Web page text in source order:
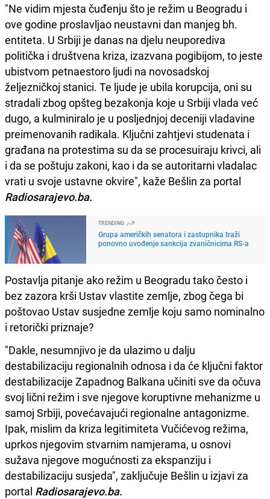
"Ne vidim mjesta čuđenju što je režim u Beogradu i
ove godine proslavljao neustavni dan manjeg bh.
entiteta. U Srbiji je danas na djelu neuporediva
politička i društvena kriza, izazvana pogibijom, to jeste
ubistvom petnaestoro ljudi na novosadskoj
željezničkoj stanici. Te ljude je ubila korupcija, oni su
stradali zbog opšteg bezakonja koje u Srbiji vlada već
dugo, a kulminiralo je u posljednjoj deceniji vladavine
preimenovanih radikala. Ključni zahtjevi studenata i
građana na protestima su da se procesuiraju krivci, ali
i da se poštuju zakoni, kao i da se autoritarni vladalac
vrati u svoje ustavne okvire", kaže Bešlin za portal
Radiosarajevo.ba.
TRENDING
Grupa američkih senatora i zastupnika traži
ponovno uvođenje sankcija zvaničnicima RS-a
Postavlja pitanje ako režim u Beogradu tako često i
bez zazora krši Ustav vlastite zemlje, zbog čega bi
poštovao Ustav susjedne zemlje koju samo nominalno
i retorički priznaje?
"Dakle, nesumnjivo je da ulazimo u dalju
destabilizaciju regionalnih odnosa i da će ključni faktor
destabilizacije Zapadnog Balkana učiniti sve da očuva
svoj lični režim i sve njegove koruptivne mehanizme u
samoj Srbiji, povećavajući regionalne antagonizme.
Ipak, mislim da kriza legitimiteta Vučićevog režima,
uprkos njegovim stvarnim namjerama, u osnovi
sužava njegove mogućnosti za ekspanziju i
destabilizaciju susjeda", zaključuje Bešlin u izjavi za
portal Radiosarajevo.ba.